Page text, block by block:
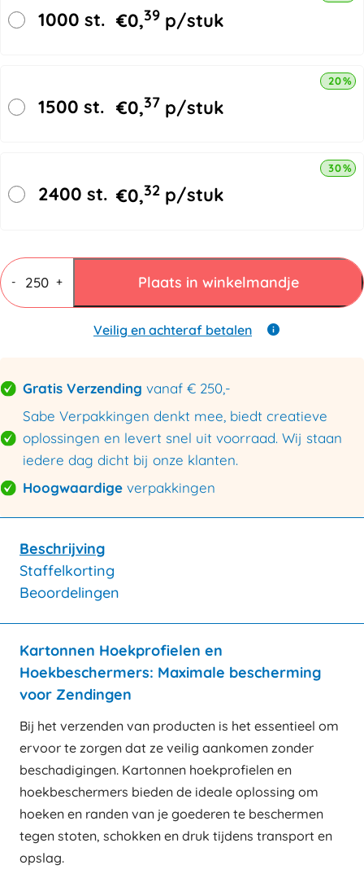
1000 st. €0,39 p/stuk
1500 st. €0,37 p/stuk
20%
2400 st. €0,32 p/stuk
30%
-
Hoekprofielen
Karton
45x45x1500mm
+ Plaats in winkelmandje
Veilig en achteraf betalen
Gratis Verzending vanaf € 250,-
Sabe Verpakkingen denkt mee, biedt creatieve
oplossingen en levert snel uit voorraad. Wij staan
iedere dag dicht bij onze klanten.
Hoogwaardige verpakkingen
Beschrijving
Staffelkorting
Beoordelingen
Kartonnen Hoekprofielen en
Hoekbeschermers: Maximale bescherming
voor Zendingen
Bij het verzenden van producten is het essentieel om
ervoor te zorgen dat ze veilig aankomen zonder
beschadigingen. Kartonnen hoekprofielen en
hoekbeschermers bieden de ideale oplossing om
hoeken en randen van je goederen te beschermen
tegen stoten, schokken en druk tijdens transport en
opslag.